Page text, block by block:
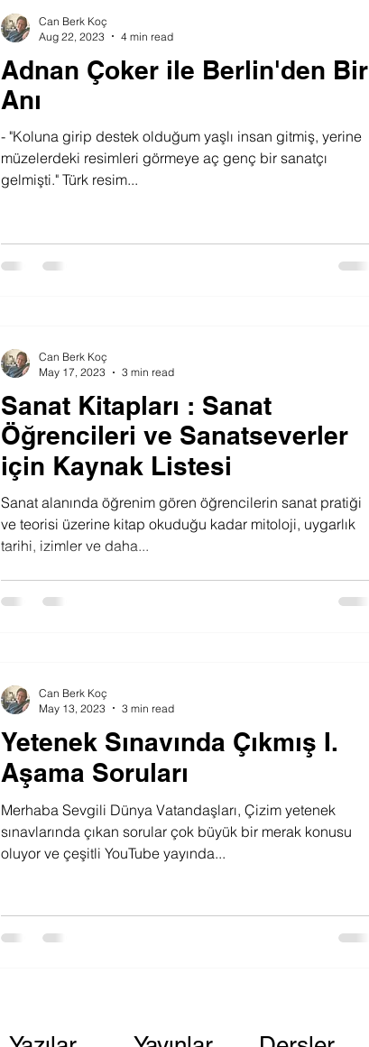
Adnan Çoker ile Berlin'den Bir
Anı
- "Koluna girip destek olduğum yaşlı insan gitmiş, yerine
müzelerdeki resimleri görmeye aç genç bir sanatçı
gelmişti." Türk resim...
Can Berk Koç
Aug 22, 2023
4 min read
Sanat Kitapları : Sanat
Öğrencileri ve Sanatseverler
için Kaynak Listesi
Sanat alanında öğrenim gören öğrencilerin sanat pratiği
ve teorisi üzerine kitap okuduğu kadar mitoloji, uygarlık
tarihi, izimler ve daha...
Can Berk Koç
May 17, 2023
3 min read
Yetenek Sınavında Çıkmış I.
Aşama Soruları
Merhaba Sevgili Dünya Vatandaşları, Çizim yetenek
sınavlarında çıkan sorular çok büyük bir merak konusu
oluyor ve çeşitli YouTube yayında...
Can Berk Koç
May 13, 2023
3 min read